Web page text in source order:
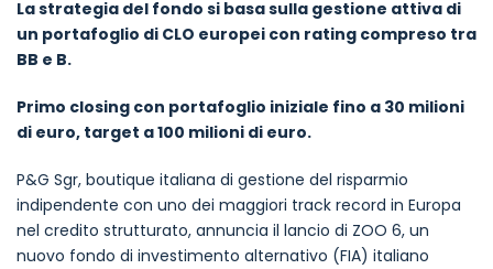
La strategia del fondo si basa sulla gestione attiva di
un portafoglio di CLO europei con rating compreso tra
BB e B.
Primo closing con portafoglio iniziale fino a 30 milioni
di euro, target a 100 milioni di euro.
P&G Sgr, boutique italiana di gestione del risparmio
indipendente con uno dei maggiori track record in Europa
nel credito strutturato, annuncia il lancio di ZOO 6, un
nuovo fondo di investimento alternativo (FIA) italiano